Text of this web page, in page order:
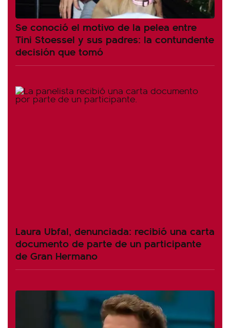
Se conoció el motivo de la pelea entre
Tini Stoessel y sus padres: la contundente
decisión que tomó
Laura Ubfal, denunciada: recibió una carta
documento de parte de un participante
de Gran Hermano